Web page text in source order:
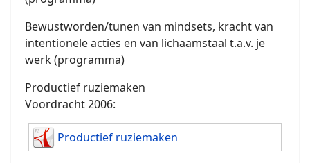
Bewustworden/tunen van mindsets, kracht van
intentionele acties en van lichaamstaal t.a.v. je
werk (programma)
Productief ruziemaken
Voordracht 2006:
Productief ruziemaken